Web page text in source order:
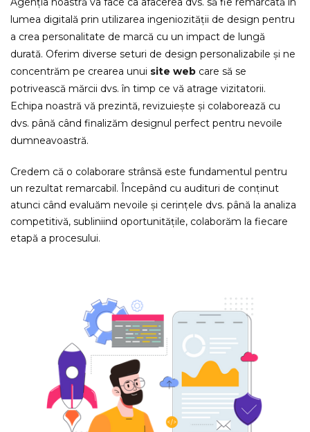
lumea digitală prin utilizarea ingeniozității de design pentru
a crea personalitate de marcă cu un impact de lungă
durată. Oferim diverse seturi de design personalizabile și ne
concentrăm pe crearea unui site web care să se
potrivească mărcii dvs. în timp ce vă atrage vizitatorii.
Echipa noastră vă prezintă, revizuiește și colaborează cu
dvs. până când finalizăm designul perfect pentru nevoile
dumneavoastră.
Credem că o colaborare strânsă este fundamentul pentru
un rezultat remarcabil. Începând cu audituri de conținut
atunci când evaluăm nevoile și cerințele dvs. până la analiza
competitivă, subliniind oportunitățile, colaborăm la fiecare
etapă a procesului.